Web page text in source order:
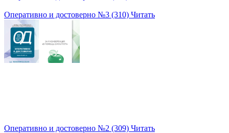
Оперативно и достоверно №3 (310) Читать
Оперативно и достоверно №2 (309) Читать